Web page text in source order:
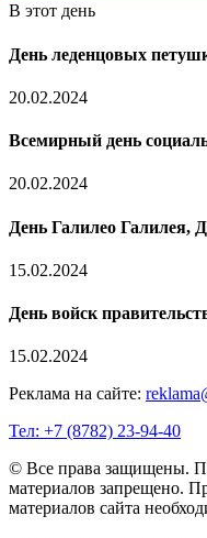
В этот день
День леденцовых
20.02.2024
Всемирный день
20.02.2024
День Галилео Галилея,
15.02.2024
День войск
15.02.2024
Реклама на сайте:
Тел: +7 (8782) 23‑94‑40
© Все права защищены.
материалов запрещено.
материалов сайта